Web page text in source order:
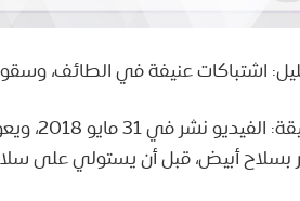
اشتباكات عنيفة في الطائف،
بسلاح أبيض، قبل أن يستولي على